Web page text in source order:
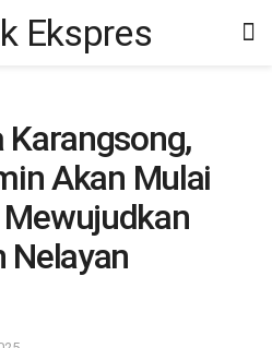
Karangsong,
Akan Mulai
Nelayan